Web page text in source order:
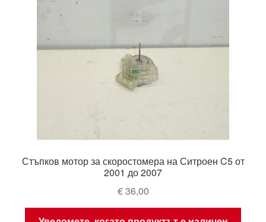
Политика за поверителност
Транспорт
Стъпков мотор за скоростомера на Ситроен C5 от
2001 до 2007
€36,00